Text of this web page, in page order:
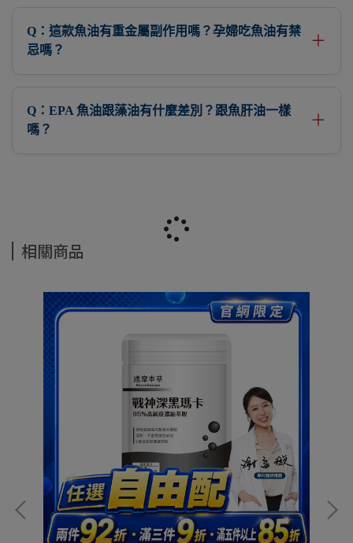
Q：這款魚油有重金屬副作用嗎？孕婦吃魚油有禁
忌嗎？
＋
Q：EPA 魚油跟藻油有什麼差別？跟魚肝油一樣
嗎？
＋
相關商品